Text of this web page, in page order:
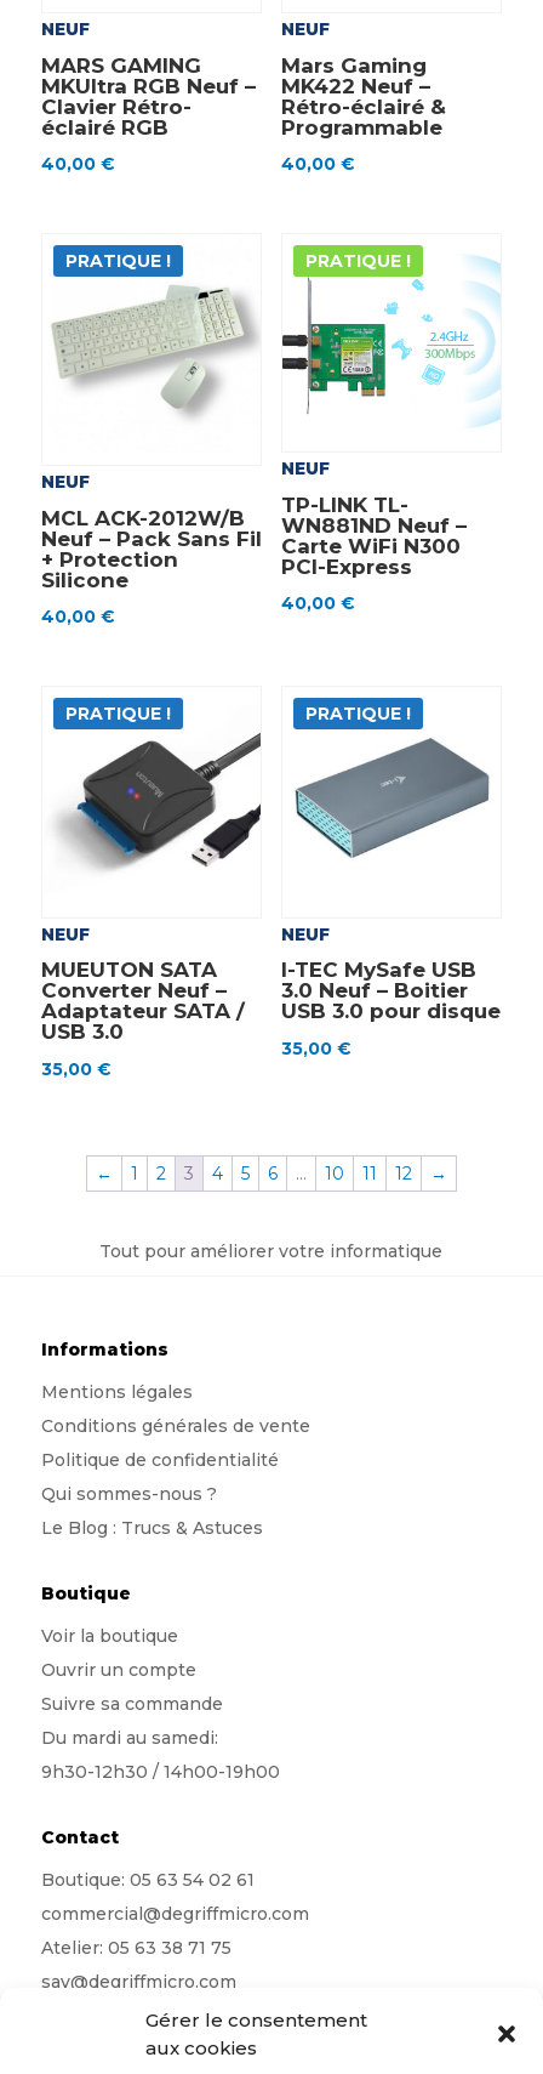
Gérer le consentement
aux cookies
NEUF
MARS GAMING
MKUltra RGB Neuf –
Clavier Rétro-
éclairé RGB
40,00 €
NEUF
Mars Gaming
MK422 Neuf –
Rétro-éclairé &
Programmable
40,00 €
PRATIQUE !
NEUF
MCL ACK-2012W/B
Neuf – Pack Sans Fil
+ Protection
Silicone
40,00 €
PRATIQUE !
NEUF
TP-LINK TL-
WN881ND Neuf –
Carte WiFi N300
PCI-Express
40,00 €
PRATIQUE !
NEUF
MUEUTON SATA
Converter Neuf –
Adaptateur SATA /
USB 3.0
35,00 €
PRATIQUE !
NEUF
I-TEC MySafe USB
3.0 Neuf – Boitier
USB 3.0 pour disque
35,00 €
← 1 2 3 4 5 6 … 10 11 12 →
Tout pour améliorer votre informatique
Informations
Mentions légales
Conditions générales de vente
Politique de confidentialité
Qui sommes-nous ?
Le Blog : Trucs & Astuces
Boutique
Voir la boutique
Ouvrir un compte
Suivre sa commande
Du mardi au samedi:
9h30-12h30 / 14h00-19h00
Contact
Boutique: 05 63 54 02 61
commercial@degriffmicro.com
Atelier: 05 63 38 71 75
sav@degriffmicro.com
albi@degriffmicro.com
16 Avenue de Garban 81990 Puygouzon